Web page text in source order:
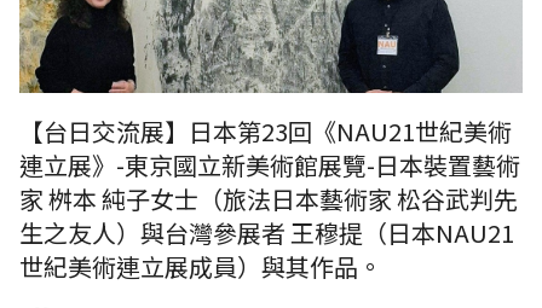
【台日交流展】日本第23回《NAU21世紀美術
連立展》-東京國立新美術館展覽-日本裝置藝術
家 桝本 純子女士（旅法日本藝術家 松谷武判先
生之友人）與台灣參展者 王穆提（日本NAU21
世紀美術連立展成員）與其作品。